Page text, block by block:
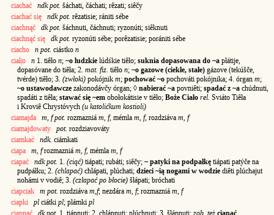
ciachać
ndk pot. šáchati, čáchati; rêzati; siêčy
ciachać się
ndk pot. rêzatisie; rániti sébe
ciachnąć
dk pot. šáchnuti, čáchnuti; ryzonúti; siêknuti
ciachnąć się
dk pot. ryzonúti sébe; porêzatisie; porániti sébe
ciacho
n pot. ciástko n
ciał|o
n 1. tiêło n; ~o ludzkie lúdśkie tiêło; suknia dopasowana do ~a płátije,
dopasóvane do tiêła; 2. mat. fiz. tiêło n; ~o gazowe (ciekłe, stałe) gázove (tekúšče,
tvérde) tiêło; 3. (zwłoki) pokójnik m; pochować ~o pochováti pokójnika; 4. órgan m;
~o ustawodawcze zakonodávčy órgan; ◊ nabierać ~a povniêti; spadać z ~a chúdnuti,
spadáti z tiêła; stawać się ~em obołokátisie v tiêło; Boże Ciało rel. Sviáto Tiêła
i Kroviê Chrystóvych (u katolićkum kostioli)
ciamajda
m, f pot. rozmazniá m, f, mémla m, f, rozdziáva m, f
ciamajdowaty
pot. rozdziavováty
ciamkać
ndk. ciámkati
ciapa
m, frozmazniá m, f, mémla m, f
ciapać
ndk pot. 1. (ciąć) tiápati; rubáti; siêčy; ~ patyki na podpałkę tiápati patýče na
pudpáłku; 2. (chlapać) chlápati, plúchati; dzieci ~ią nogami w wodzie diêti plúchajut
nohámi v vodiê; 3. (człapać po błocie) šłápati; bróchati
ciapciak
m pot. rozdziáva m,f; nezdára m, f; rozmazniá m, f
ciapki
pl ciátki pl; plámki pl
ciapnąć
dk pot. 1. tiápnuti; 2. chlápnuti; plúchnuti; 3. šłápnuti; zob. też ciapać